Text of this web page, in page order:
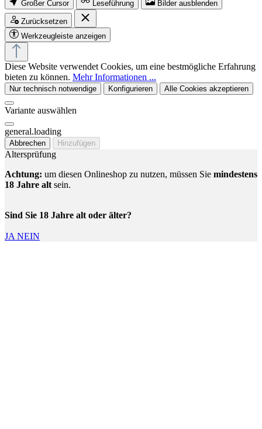
Großer Cursor
Leseführung Bilder ausblenden
Zurücksetzen
Werkzeugleiste anzeigen
Diese Website verwendet Cookies, um eine bestmögliche Erfahrung
bieten zu können. Mehr Informationen ...
Nur technisch notwendige Konfigurieren Alle Cookies akzeptieren
Variante auswählen
general.loading
Abbrechen Hinzufügen
Altersprüfung
Achtung: um diesen Onlineshop zu nutzen, müssen Sie mindestens
18 Jahre altsein.
Sind Sie 18 Jahre alt oder älter?
JANEIN